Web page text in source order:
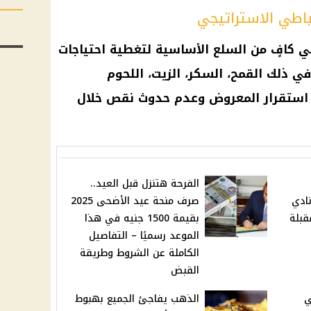
كافٍ من السلع الأساسية لتغطية احتياجات
القمح، السكر، الزيت، اللحوم
استقرار المعروض وعدم حدوث نقص خلال
نادي
الفرحة هتنزل قبل العيد..
صرف منحة عيد الأضحى 2025
بقيمة 1500 جنيه في هذا
الموعد رسميًا – التفاصيل
الكاملة عن الشروط وطريقة
القبض
الذهب يفاجئ الجميع بهبوط